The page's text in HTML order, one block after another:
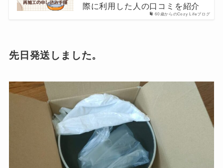
60歳からのCozy Lifeブログ
際に利用した人の口コミを紹介
先日発送しました。